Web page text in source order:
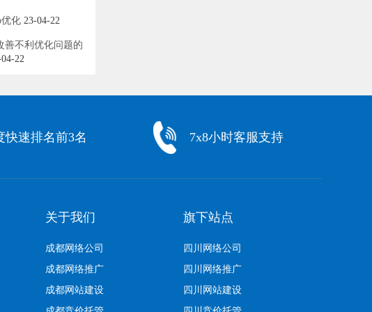
化23-04-22
善不利优化问题的
22
快速排名前3名 7x8小时客服支持
关于我们
成都网络公司
成都网络推广
成都网站建设
旗下站点
四川网络公司
四川网络推广
四川网站建设